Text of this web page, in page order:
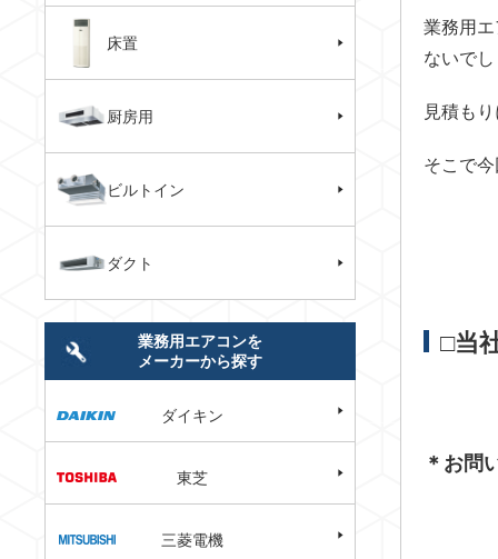
業務用
ないで
見積も
そこで
□当
＊お問
床置
厨房用
ビルトイン
ダクト
業務用エアコンを
メーカーから探す
ダイキン
東芝
三菱電機